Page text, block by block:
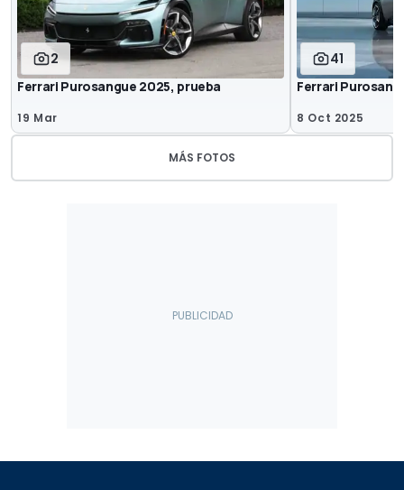
2
Ferrari Purosangue 2025, prueba
19 Mar
41
Ferrari
8 Oct 2025
MÁS FOTOS